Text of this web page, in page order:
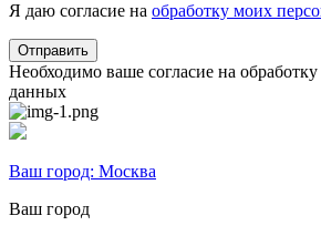
Я даю согласие на обработку моих
Необходимо ваше согласие на
данных
Ваш город: Москва
Ваш город